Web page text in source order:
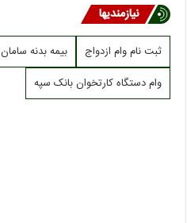
نیازمندیها
ثبت نام وام ازدواج
بیمه بدنه سامان
وام دستگاه کارتخوان بانک سپه